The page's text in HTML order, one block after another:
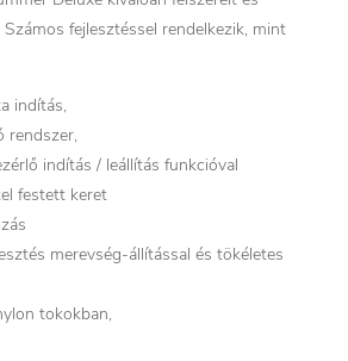
fejlesztéssel rendelkezik, mint
indítás,
rendszer,
indítás / leállítás funkcióval
festett keret
merevség-állítással és tökéletes
tokokban,